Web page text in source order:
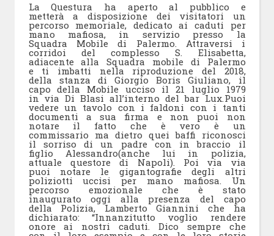
La Questura ha aperto al pubblico e
metterà a disposizione dei visitatori un
percorso memoriale, dedicato ai caduti per
mano mafiosa, in servizio presso la
Squadra Mobile di Palermo. Attraversi i
corridoi del complesso S. Elisabetta,
adiacente alla Squadra mobile di Palermo
e ti imbatti nella riproduzione del 2018,
della stanza di Giorgio Boris Giuliano, il
capo della Mobile ucciso il 21 luglio 1979
in via Di Blasi all’interno del bar Lux.Puoi
vedere un tavolo con i faldoni con i tanti
documenti a sua firma e non puoi non
notare il fatto che è vero è un
commissario ma dietro quei baffi riconosci
il sorriso di un padre con in braccio il
figlio Alessandro(anche lui in polizia,
attuale questore di Napoli). Poi via via
puoi notare le gigantografie degli altri
poliziotti uccisi per mano mafiosa. Un
percorso emozionale che è stato
inaugurato oggi alla presenza del capo
della Polizia, Lamberto Giannini che ha
dichiarato: “Innanzitutto voglio rendere
onore ai nostri caduti. Dico sempre che